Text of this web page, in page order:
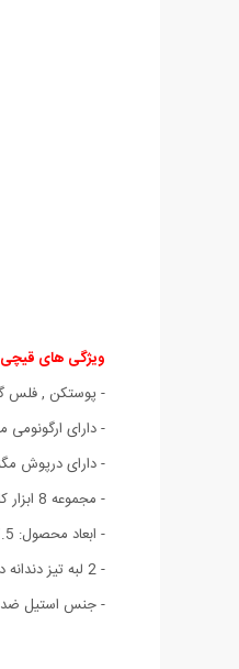
ویژگی های قیچی
- پوستکن , فلس
- دارای
- دارای درپوش
- مجموعه 8 ابزار کاربردی در یک محصول
- ابعاد محصول: 7.5 در 20 سانتی متر
- 2 لبه تیز دندانه دار و صاف
- جنس استیل